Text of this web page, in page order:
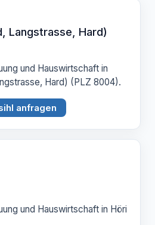
Langstrasse, Hard)
und Hauswirtschaft in
Hard) (PLZ 8004).
anfragen
und Hauswirtschaft in Höri